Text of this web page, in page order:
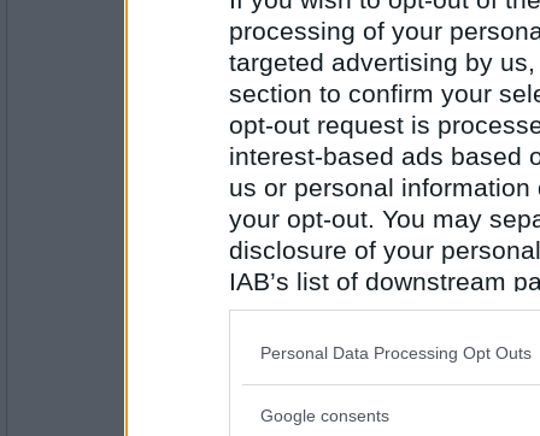
processing of your
targeted advertising by
section to confirm your
opt-out request is
interest-based ads based
us or personal
your opt-out. You may
disclosure of your
IAB’s list of downstream
also be disclosed by us
Downstream Participants
Please note that this
Personal Data Processing Opt Outs
Google consents
Antal inlägg:
7834
frippefrappe
Antal inlägg:
10101
Stor stad
travmys
Antal inlägg:
Stor Växt